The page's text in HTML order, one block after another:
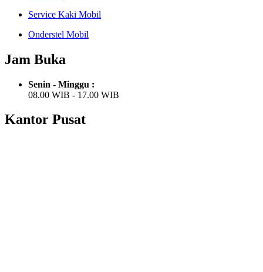
Service Kaki Mobil
Onderstel Mobil
Jam Buka
Senin - Minggu :
08.00 WIB - 17.00 WIB
Kantor Pusat